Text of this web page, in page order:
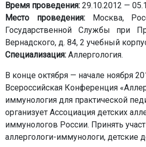
Время проведения: 29.10.2012 —
Место проведения:Москва,
Государственной Службы при
Вернадского, д. 84, 2 учебный
Специализация: Аллергология.
В конце октября — начале ноября
Всероссийская Конференция
иммунология для практической
организует Ассоциация детских
иммунологов России. Принять
аллергологи-иммунологи, детские